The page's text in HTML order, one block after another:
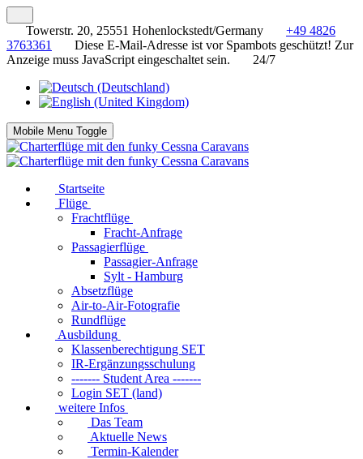
Towerstr. 20, 25551 Hohenlockstedt/Germany
+49 4826
3763361
Diese E-Mail-Adresse ist vor Spambots geschützt! Zur
Anzeige muss JavaScript eingeschaltet sein.
24/7
Mobile Menu Toggle
Startseite
Flüge
Frachtflüge
Fracht-Anfrage
Passagierflüge
Passagier-Anfrage
Sylt - Hamburg
Absetzflüge
Air-to-Air-Fotografie
Rundflüge
Ausbildung
Klassenberechtigung SET
IR-Ergänzungsschulung
------- Student Area -------
Login SET (land)
weitere Infos
Das Team
Aktuelle News
Termin-Kalender